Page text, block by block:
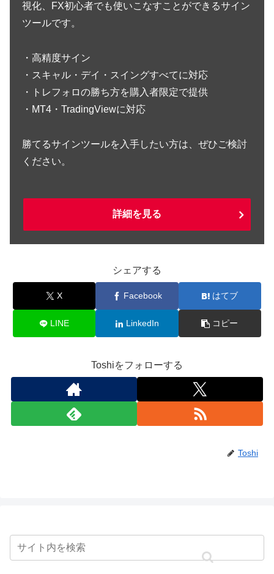
視化、FX初心者でも使いこなすことができるサイン
ツールです。
・高精度サイン
・スキャル・デイ・スイングすべてに対応
・トレフォロの勝ち方を購入者限定で提供
・MT4・TradingViewに対応
勝てるサインツールを入手したい方は、ぜひご検討
ください。
詳細を見る
シェアする
X Facebook はてブ
LINE LinkedIn コピー
Toshiをフォローする
Toshi